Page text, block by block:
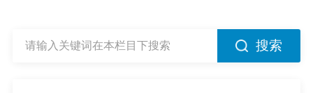
搜索